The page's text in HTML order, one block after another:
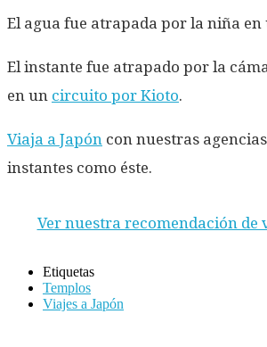
El agua fue atrapada por la niña en
El instante fue atrapado por la
en un circuito por Kioto.
Viaja a Japón con nuestras
instantes como éste.
Ver nuestra recomendación de
Etiquetas
Templos
Viajes a Japón